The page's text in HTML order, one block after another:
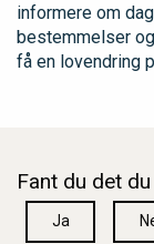
informere om
bestemmelser
få en lovendring
Fant du det
Ja